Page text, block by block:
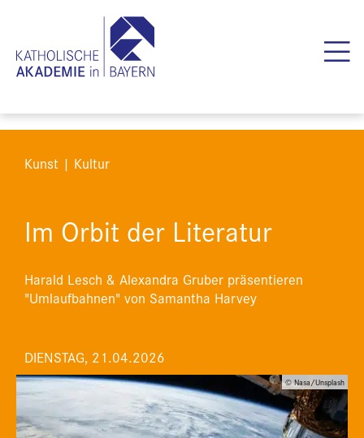
Kunst | Kultur
Im Orbit der Literatur
Harald Lesch & Alexandra Gruber präsentieren
"Umlaufbahnen" von Samantha Harvey
DIENSTAG, 21.04.2026
© Nasa/Unsplash